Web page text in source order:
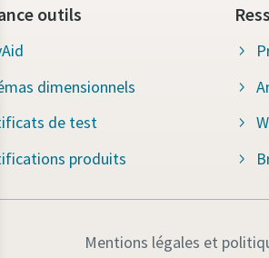
outils
dimensionnels
de test
produits
Mentions légales et